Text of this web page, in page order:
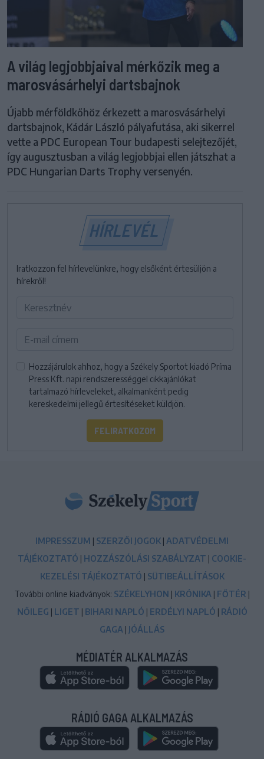
A világ legjobbjaival mérkőzik meg a
marosvásárhelyi dartsbajnok
Újabb mérföldkőhöz érkezett a marosvásárhelyi
dartsbajnok, Kádár László pályafutása, aki sikerrel
vette a PDC European Tour budapesti selejtezőjét,
így augusztusban a világ legjobbjai ellen játszhat a
PDC Hungarian Darts Trophy versenyén.
HÍRLEVÉL
Iratkozzon fel hírlevelünkre, hogy elsőként értesüljön a
hírekről!
Hozzájárulok ahhoz, hogy a Székely Sportot kiadó Príma
Press Kft. napi rendszerességgel cikkajánlókat
tartalmazó hírleveleket, alkalmanként pedig
kereskedelmi jellegű értesítéseket küldjön.
FELIRATKOZOM
IMPRESSZUM | SZERZŐI JOGOK | ADATVÉDELMI
TÁJÉKOZTATÓ | HOZZÁSZÓLÁSI SZABÁLYZAT | COOKIE-
KEZELÉSI TÁJÉKOZTATÓ | SÜTIBEÁLLÍTÁSOK
További online kiadványok: SZÉKELYHON | KRÓNIKA | FŐTÉR |
NŐILEG | LIGET | BIHARI NAPLÓ | ERDÉLYI NAPLÓ | RÁDIÓ
GAGA | JÓÁLLÁS
MÉDIATÉR ALKALMAZÁS
RÁDIÓ GAGA ALKALMAZÁS